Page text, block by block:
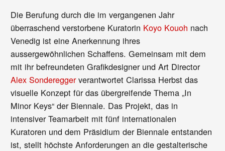
Die Berufung durch die im vergangenen Jahr
überraschend verstorbene Kuratorin Koyo Kouoh nach
Venedig ist eine Anerkennung ihres
aussergewöhnlichen Schaffens. Gemeinsam mit dem
mit ihr befreundeten Grafikdesigner und Art Director
Alex Sondereggerverantwortet Clarissa Herbst das
visuelle Konzept für das übergreifende Thema „In
Minor Keys“ der Biennale. Das Projekt, das in
intensiver Teamarbeit mit fünf internationalen
Kuratoren und dem Präsidium der Biennale entstanden
ist, stellt höchste Anforderungen an die gestalterische